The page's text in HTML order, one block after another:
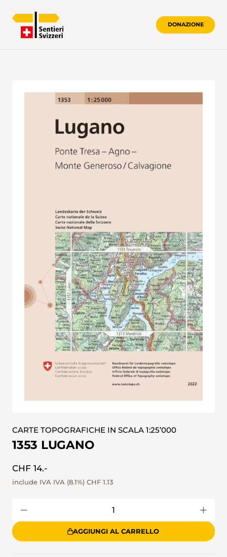
DONAZIONE
CARTE TOPOGRAFICHE IN SCALA 1:25’000
1353 LUGANO
CHF 14.-
include IVA IVA (8.1%) CHF 1.13
AGGIUNGI AL CARRELLO